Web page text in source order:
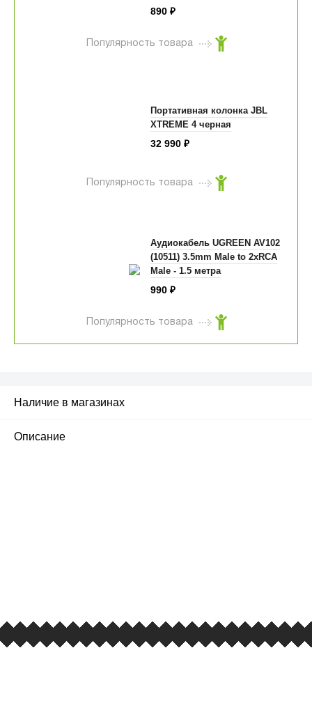
890 ₽
Популярность товара
Портативная колонка JBL
XTREME 4 черная
32 990 ₽
Популярность товара
Аудиокабель UGREEN AV102
(10511) 3.5mm Male to 2xRCA
Male - 1.5 метра
990 ₽
Популярность товара
Наличие в магазинах
Описание